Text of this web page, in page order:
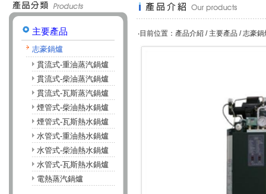
主要產品
志豪鍋爐
貫流式-重油蒸汽鍋爐
貫流式-柴油蒸汽鍋爐
貫流式-瓦斯蒸汽鍋爐
煙管式-柴油熱水鍋爐
煙管式-瓦斯熱水鍋爐
水管式-重油熱水鍋爐
水管式-柴油熱水鍋爐
水管式-瓦斯熱水鍋爐
電熱蒸汽鍋爐
‧目前位置：產品介紹 / 主要產品 / 志豪